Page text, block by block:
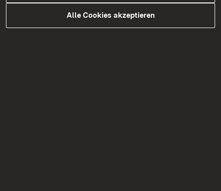
Alle Cookies akzeptieren